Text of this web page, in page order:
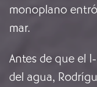
monoplano
mar.
Antes de que el
del agua,